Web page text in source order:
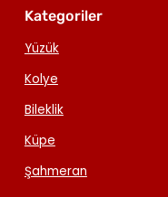
Kategoriler
Yüzük
Kolye
Bileklik
Küpe
Şahmeran